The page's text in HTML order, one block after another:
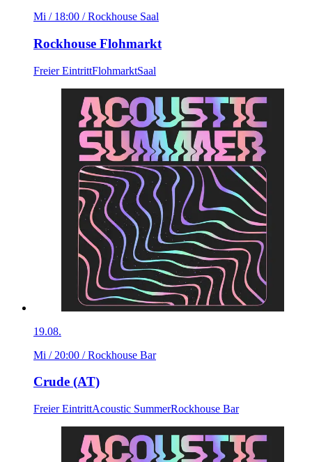
Mi / 18:00 / Rockhouse Saal
Rockhouse Flohmarkt
Freier EintrittFlohmarktSaal
19.08.
Mi / 20:00 / Rockhouse Bar
Crude (AT)
Freier EintrittAcoustic SummerRockhouse Bar